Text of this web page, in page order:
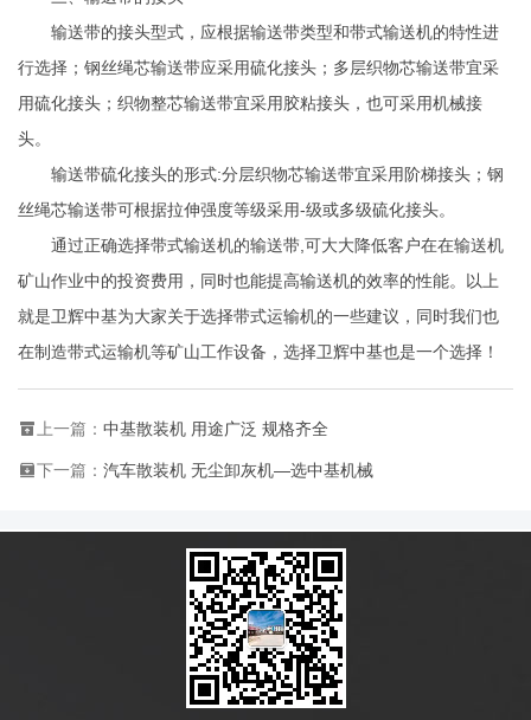
输送带的接头型式，应根据输送带类型和带式输送机的特性进
行选择；钢丝绳芯输送带应采用硫化接头；多层织物芯输送带宜采
用硫化接头；织物整芯输送带宜采用胶粘接头，也可采用机械接
头。
输送带硫化接头的形式:分层织物芯输送带宜采用阶梯接头；钢
丝绳芯输送带可根据拉伸强度等级采用-级或多级硫化接头。
通过正确选择带式输送机的输送带,可大大降低客户在在输送机
矿山作业中的投资费用，同时也能提高输送机的效率的性能。以上
就是卫辉中基为大家关于选择带式运输机的一些建议，同时我们也
在制造带式运输机等矿山工作设备，选择卫辉中基也是一个选择！
上一篇： 中基散装机 用途广泛 规格齐全
下一篇： 汽车散装机 无尘卸灰机—选中基机械